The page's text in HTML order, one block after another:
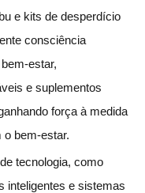
e kits de desperdício
consciência
estar,
e suplementos
força à medida
bem-estar.
tecnologia, como
inteligentes e sistemas